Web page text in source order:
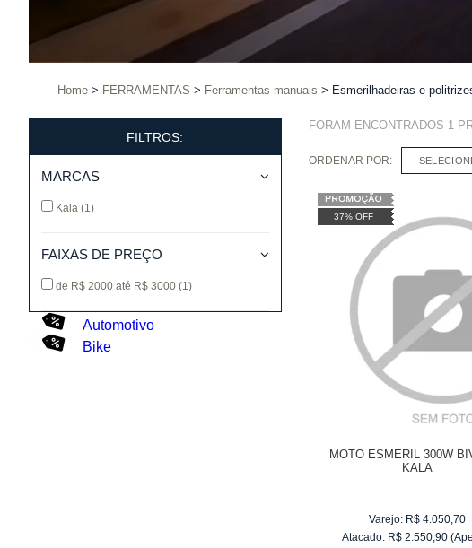
Home FERRAMENTAS Ferramentas manuais Esmerilhadeiras e
FILTROS:
MARCAS
Kala (1)
FAIXAS DE PREÇO
de R$ 2000 até R$ 3000 (1)
Automotivo
Bike
FORAM ENCONTRADOS 1
ORDENAR POR: SELECIONE
37% OFF
MOTO ESMERIL 300W
KALA
Varejo: R$ 4.050,70
Atacado: R$ 2.550,90